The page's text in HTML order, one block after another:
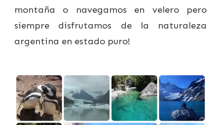
montaña o navegamos en velero pero
siempre disfrutamos de la naturaleza
argentina en estado puro!